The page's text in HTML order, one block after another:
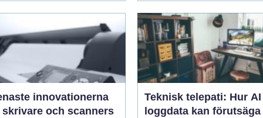
innovationerna
och scanners
Teknisk telepati: Hur
loggdata kan förutsäga